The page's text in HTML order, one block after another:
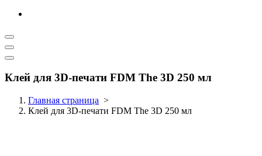
Клей для 3D-печати FDM The 3D 250 мл
Главная страница >
Клей для 3D-печати FDM The 3D 250 мл